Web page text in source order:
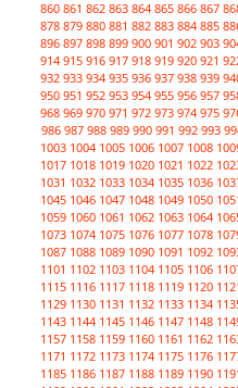
860 861 862 863 864 865 866 867
878 879 880 881 882 883 884 885
896 897 898 899 900 901 902 903
914 915 916 917 918 919 920 921
932 933 934 935 936 937 938 939
950 951 952 953 954 955 956 957
968 969 970 971 972 973 974 975
986 987 988 989 990 991 992 993
1003 1004 1005 1006 1007 1008
1017 1018 1019 1020 1021 1022
1031 1032 1033 1034 1035 1036
1045 1046 1047 1048 1049 1050
1059 1060 1061 1062 1063 1064
1073 1074 1075 1076 1077 1078
1087 1088 1089 1090 1091 1092
1101 1102 1103 1104 1105 1106
1115 1116 1117 1118 1119 1120
1129 1130 1131 1132 1133 1134
1143 1144 1145 1146 1147 1148
1157 1158 1159 1160 1161 1162
1171 1172 1173 1174 1175 1176
1185 1186 1187 1188 1189 1190